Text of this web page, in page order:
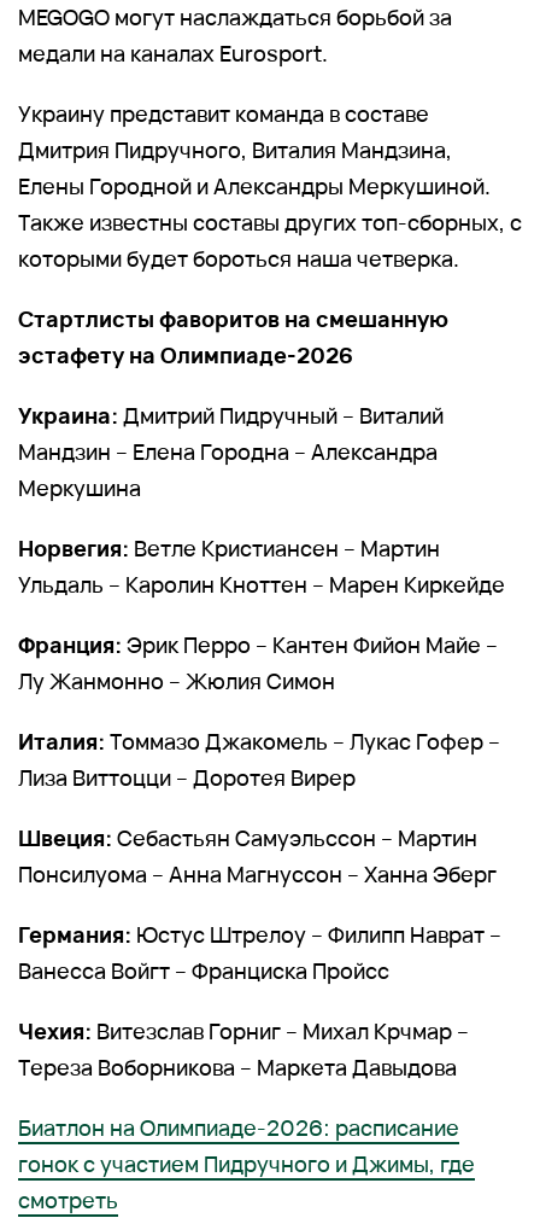
MEGOGO могут наслаждаться борьбой за
медали на каналах Eurosport.
Украину представит команда в составе
Дмитрия Пидручного, Виталия Мандзина,
Елены Городной и Александры Меркушиной.
Также известны составы других топ-сборных, с
которыми будет бороться наша четверка.
Стартлисты фаворитов на смешанную
эстафету на Олимпиаде-2026
Украина: Дмитрий Пидручный – Виталий
Мандзин – Елена Городна – Александра
Меркушина
Норвегия: Ветле Кристиансен – Мартин
Ульдаль – Каролин Кноттен – Марен Киркейде
Франция: Эрик Перро – Кантен Фийон Майе –
Лу Жанмонно – Жюлия Симон
Италия: Томмазо Джакомель – Лукас Гофер –
Лиза Виттоцци – Доротея Вирер
Швеция: Себастьян Самуэльссон – Мартин
Понсилуома – Анна Магнуссон – Ханна Эберг
Германия: Юстус Штрелоу – Филипп Наврат –
Ванесса Войгт – Франциска Пройсс
Чехия: Витезслав Горниг – Михал Крчмар –
Тереза Воборникова – Маркета Давыдова
Биатлон на Олимпиаде-2026: расписание
гонок с участием Пидручного и Джимы, где
смотреть